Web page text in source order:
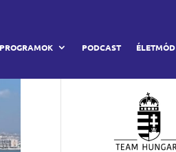
PODCAST ÉLETMÓD
Partnereink